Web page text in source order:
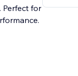
Perfect for